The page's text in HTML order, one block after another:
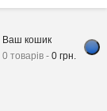
Ваш кошик
0 товарів -0 грн.